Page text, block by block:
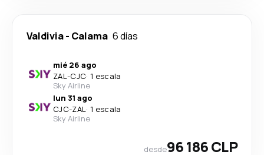
Valdivia- Calama 6 días
mié 26 ago
ZAL-CJC· 1 escala
Sky Airline
lun 31 ago
CJC-ZAL· 1 escala
Sky Airline
desde96 186 CLP